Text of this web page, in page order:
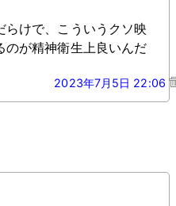
らけで、こういうクソ映
のが精神衛生上良いんだ
2023年7月5日 22:06